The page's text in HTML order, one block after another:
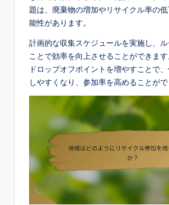
題は、廃棄物の増加やリサイクル率の
能性があります。
計画的な収集スケジュールを実施し、
ことで効率を向上させることができま
ドロップオフポイントを増やすことで
しやすくなり、参加率を高めることがで